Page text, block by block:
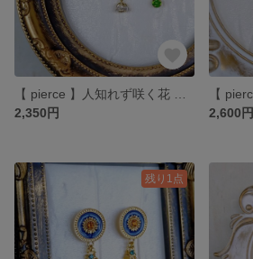
2,350円
2,600円
残り1点